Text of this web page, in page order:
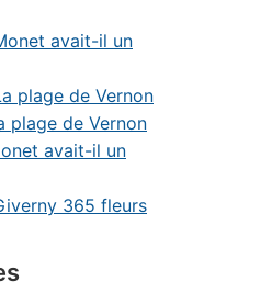
avait-il un
plage de Vernon
plage de Vernon
avait-il un
365 fleurs